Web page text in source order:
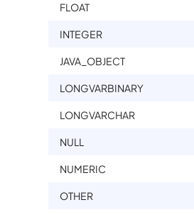
FLOAT
INTEGER
JAVA_OBJECT
LONGVARBINARY
LONGVARCHAR
NULL
NUMERIC
OTHER